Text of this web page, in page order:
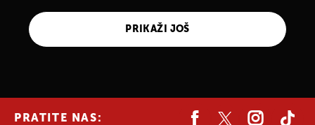
PRIKAŽI JOŠ
PRATITE NAS: